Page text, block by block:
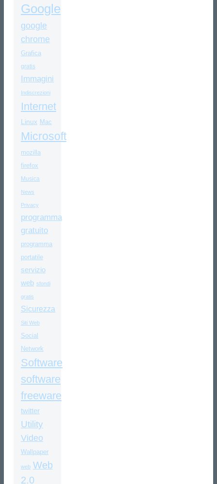
Google
google
chrome
Grafica
gratis
Immagini
Indiscrezioni
Internet
Linux Mac
Microsoft
mozilla
firefox
Musica
News
Privacy
programma
gratuito
programma
portatile
servizio
web sfondi
gratis
Sicurezza
Siti Web
Social
Network
Software
software
freeware
twitter
Utility
Video
Wallpaper
web Web
2.0